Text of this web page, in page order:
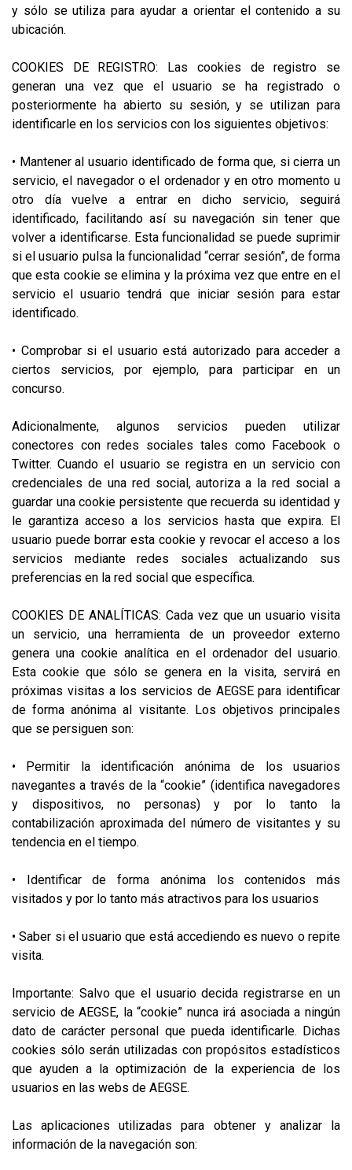
y sólo se utiliza para ayudar a orientar el contenido a su
ubicación.
COOKIES DE REGISTRO: Las cookies de registro se
generan una vez que el usuario se ha registrado o
posteriormente ha abierto su sesión, y se utilizan para
identificarle en los servicios con los siguientes objetivos:
• Mantener al usuario identificado de forma que, si cierra un
servicio, el navegador o el ordenador y en otro momento u
otro día vuelve a entrar en dicho servicio, seguirá
identificado, facilitando así su navegación sin tener que
volver a identificarse. Esta funcionalidad se puede suprimir
si el usuario pulsa la funcionalidad “cerrar sesión”, de forma
que esta cookie se elimina y la próxima vez que entre en el
servicio el usuario tendrá que iniciar sesión para estar
identificado.
• Comprobar si el usuario está autorizado para acceder a
ciertos servicios, por ejemplo, para participar en un
concurso.
Adicionalmente, algunos servicios pueden utilizar
conectores con redes sociales tales como Facebook o
Twitter. Cuando el usuario se registra en un servicio con
credenciales de una red social, autoriza a la red social a
guardar una cookie persistente que recuerda su identidad y
le garantiza acceso a los servicios hasta que expira. El
usuario puede borrar esta cookie y revocar el acceso a los
servicios mediante redes sociales actualizando sus
preferencias en la red social que específica.
COOKIES DE ANALÍTICAS: Cada vez que un usuario visita
un servicio, una herramienta de un proveedor externo
genera una cookie analítica en el ordenador del usuario.
Esta cookie que sólo se genera en la visita, servirá en
próximas visitas a los servicios de AEGSE para identificar
de forma anónima al visitante. Los objetivos principales
que se persiguen son:
• Permitir la identificación anónima de los usuarios
navegantes a través de la “cookie” (identifica navegadores
y dispositivos, no personas) y por lo tanto la
contabilización aproximada del número de visitantes y su
tendencia en el tiempo.
• Identificar de forma anónima los contenidos más
visitados y por lo tanto más atractivos para los usuarios
• Saber si el usuario que está accediendo es nuevo o repite
visita.
Importante: Salvo que el usuario decida registrarse en un
servicio de AEGSE, la “cookie” nunca irá asociada a ningún
dato de carácter personal que pueda identificarle. Dichas
cookies sólo serán utilizadas con propósitos estadísticos
que ayuden a la optimización de la experiencia de los
usuarios en las webs de AEGSE.
Las aplicaciones utilizadas para obtener y analizar la
información de la navegación son: